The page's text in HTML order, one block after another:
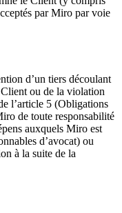
par Miro par voie
d’un tiers découlant
ou de la violation
l’article 5 (Obligations
de toute responsabilité
auxquels Miro est
d’avocat) ou
à la suite de la